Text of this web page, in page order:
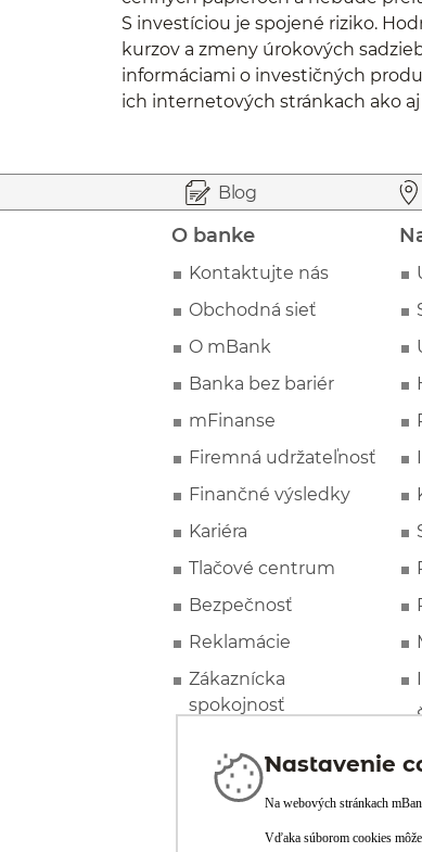
S investíciou je spojené riziko.
kurzov a zmeny úrokových
informáciami o investičných
ich internetových stránkach ako
Prejsť na začiatok stránky
Preskočiť na začiatok obsahu
Blog
O banke
Kontaktujte nás
Obchodná sieť
O mBank
Banka bez bariér
mFinanse
Firemná udržateľnosť
Finančné výsledky
Kariéra
Tlačové centrum
Bezpečnosť
Reklamácie
Zákaznícka
spokojnosť